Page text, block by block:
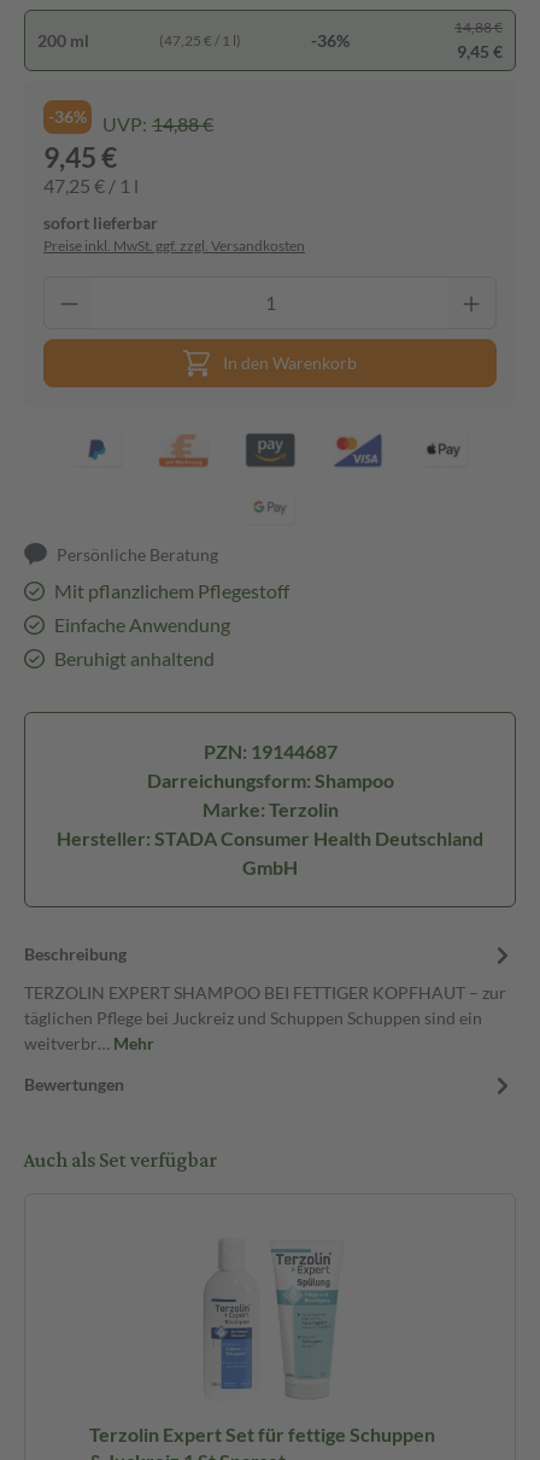
200 ml (47,25 € / 1 l) -36%
14,88 €
9,45 €
-36% UVP: 14,88 €
9,45 €
47,25 € / 1 l
sofort lieferbar
Preise inkl. MwSt. ggf. zzgl. Versandkosten
In den Warenkorb
Persönliche Beratung
Mit pflanzlichem Pflegestoff
Einfache Anwendung
Beruhigt anhaltend
PZN: 19144687
Darreichungsform: Shampoo
Marke: Terzolin
Hersteller: STADA Consumer Health Deutschland
GmbH
Beschreibung
TERZOLIN EXPERT SHAMPOO BEI FETTIGER KOPFHAUT – zur
täglichen Pflege bei Juckreiz und Schuppen Schuppen sind ein
weitverbr… Mehr
Bewertungen
Auch als Set verfügbar
Terzolin Expert Set für fettige Schuppen